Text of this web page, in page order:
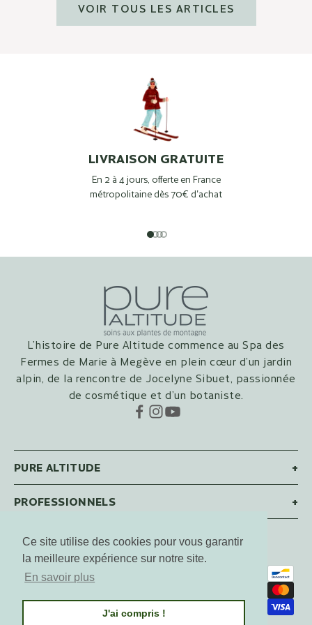
Ce site utilise des cookies pour vous garantir
la meilleure expérience sur notre site.
En savoir plus
J'ai compris !
VOIR TOUS LES ARTICLES
LIVRAISON GRATUITE
En 2 à 4 jours, offerte en France
métropolitaine dès 70€ d'achat
Aller à l'élément 1
Aller à l'élément 2
Aller à l'élément 3
Aller à l'élément 4
L’histoire de Pure Altitude commence au Spa des
Fermes de Marie à Megève en plein cœur d’un jardin
alpin, de la rencontre de Jocelyne Sibuet, passionnée
de cosmétique et d’un botaniste.
PURE ALTITUDE +
PROFESSIONNELS +
Français
Langue
Français
CGV / CGU
Politique de confidentialité